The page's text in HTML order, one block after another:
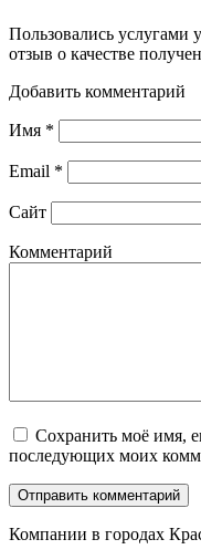
Пользовались услугами
отзыв о качестве
Добавить комментарий
Имя *
Email *
Сайт
Комментарий
Сохранить моё имя,
последующих моих
Компании в городах